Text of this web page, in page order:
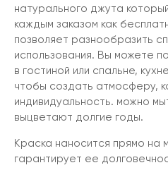
натурального джута
каждым заказом как
позволяет разнообразить
использования. Вы можете
в гостиной или спальне,
чтобы создать атмосферу,
индивидуальность. можно
выцветают долгие годы.
Краска наносится прямо на
гарантирует ее